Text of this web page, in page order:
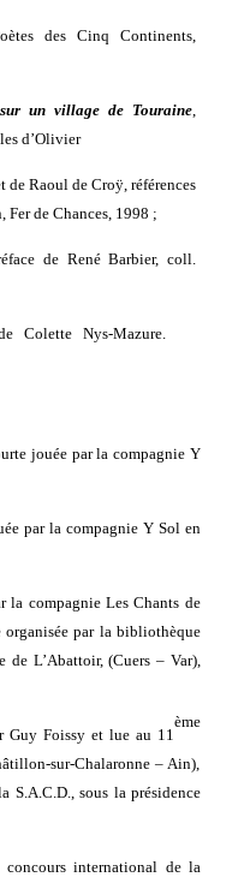
des Cinq Continents,
un village de Touraine,
d’Olivier
de Raoul de Croÿ, références
Fer de Chances, 1998 ;
de René Barbier, coll.
Colette Nys-Mazure.
jouée par la compagnie Y
par la compagnie Y Sol en
la compagnie Les Chants de
organisée par la bibliothèque
de L’Abattoir,(Cuers – Var),
Guy Foissy et lue au 11
ème
sur-Chalaronne –Ain),
S.A.C.D., sous la présidence
concours international de la